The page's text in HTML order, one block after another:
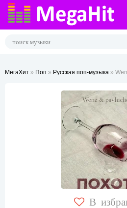
МегаХит » Поп » Русская поп-музыка »
В